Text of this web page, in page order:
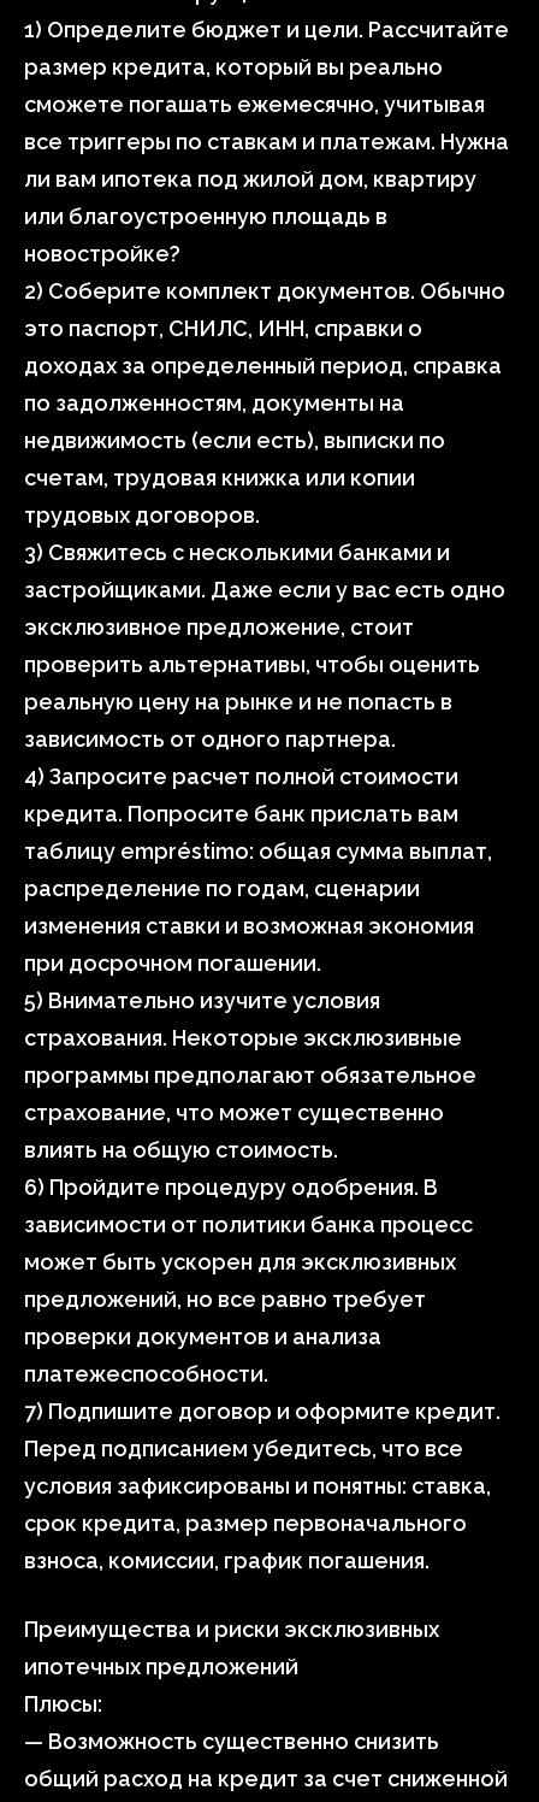
1) Определите бюджет и цели. Рассчитайте
размер кредита, который вы реально
сможете погашать ежемесячно, учитывая
все триггеры по ставкам и платежам. Нужна
ли вам ипотека под жилой дом, квартиру
или благоустроенную площадь в
новостройке?
2) Соберите комплект документов. Обычно
это паспорт, СНИЛС, ИНН, справки о
доходах за определенный период, справка
по задолженностям, документы на
недвижимость (если есть), выписки по
счетам, трудовая книжка или копии
трудовых договоров.
3) Свяжитесь с несколькими банками и
застройщиками. Даже если у вас есть одно
эксклюзивное предложение, стоит
проверить альтернативы, чтобы оценить
реальную цену на рынке и не попасть в
зависимость от одного партнера.
4) Запросите расчет полной стоимости
кредита. Попросите банк прислать вам
таблицу empréstimo: общая сумма выплат,
распределение по годам, сценарии
изменения ставки и возможная экономия
при досрочном погашении.
5) Внимательно изучите условия
страхования. Некоторые эксклюзивные
программы предполагают обязательное
страхование, что может существенно
влиять на общую стоимость.
6) Пройдите процедуру одобрения. В
зависимости от политики банка процесс
может быть ускорен для эксклюзивных
предложений, но все равно требует
проверки документов и анализа
платежеспособности.
7) Подпишите договор и оформите кредит.
Перед подписанием убедитесь, что все
условия зафиксированы и понятны: ставка,
срок кредита, размер первоначального
взноса, комиссии, график погашения.
Преимущества и риски эксклюзивных
ипотечных предложений
Плюсы:
— Возможность существенно снизить
общий расход на кредит за счет сниженной